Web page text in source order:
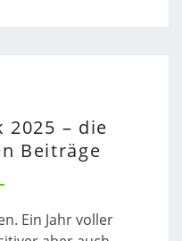
2025 – die
Beiträge
Ein Jahr voller